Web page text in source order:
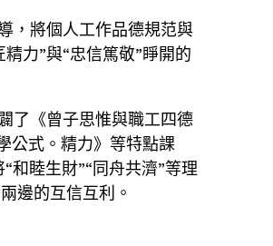
，將個人工作品德規范與
力”與“忠信篤敬”睜開的
了《曾子思惟與職工四德
公式。精力》等特點課
和睦生財”“同舟共濟”等理
邊的互信互利。